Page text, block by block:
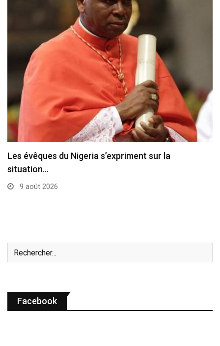
Les évêques du Nigeria s’expriment sur la
situation…
9 août 2026
Facebook